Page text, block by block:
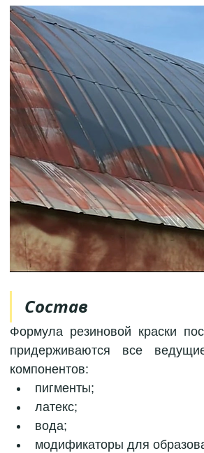
Состав
Формула резиновой краски
придерживаются все
компонентов:
пигменты;
латекс;
вода;
модификаторы для